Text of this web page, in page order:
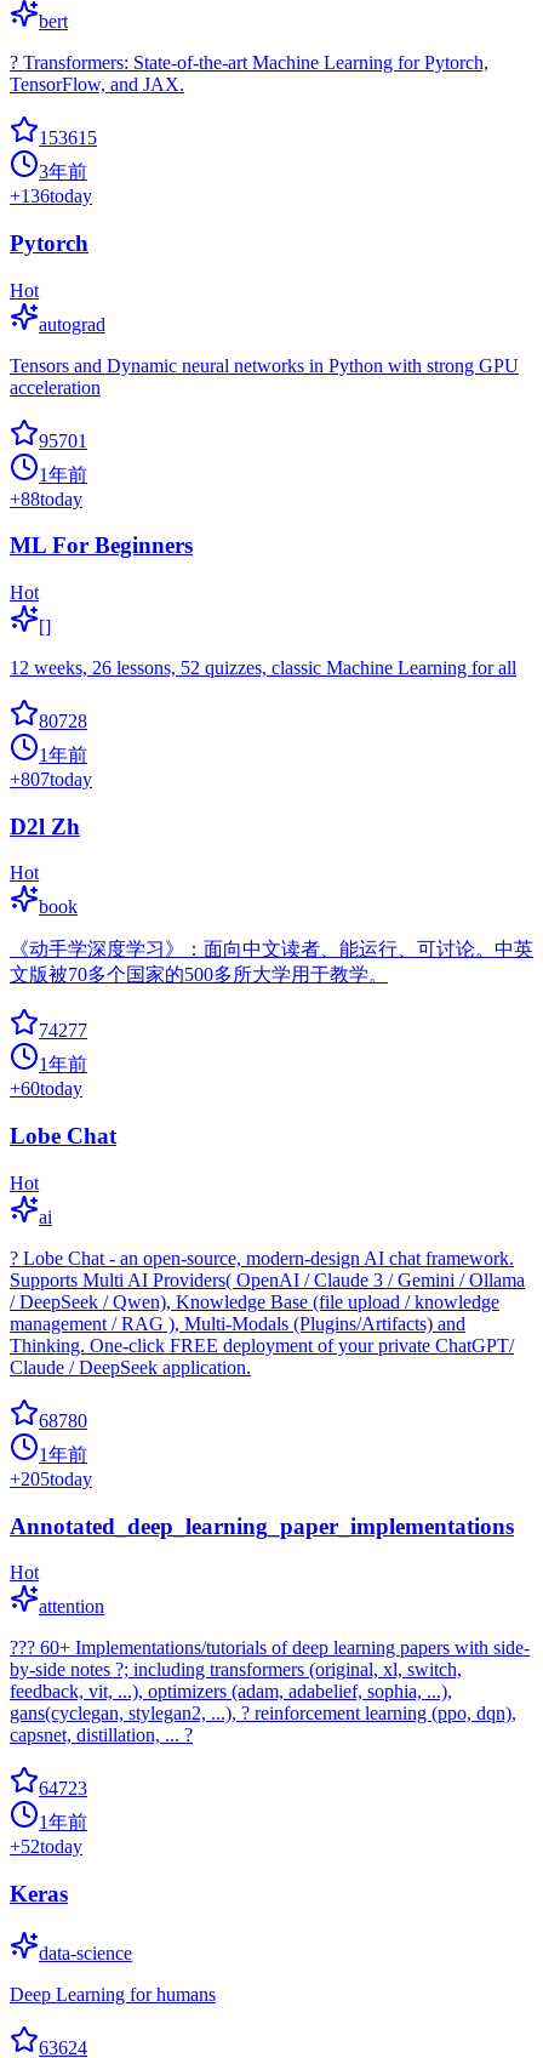
bert
? Transformers: State-of-the-art Machine Learning for Pytorch,
TensorFlow, and JAX.
153615
3年前
+136today
Pytorch
Hot
autograd
Tensors and Dynamic neural networks in Python with strong GPU
acceleration
95701
1年前
+88today
ML For Beginners
Hot
[]
12 weeks, 26 lessons, 52 quizzes, classic Machine Learning for all
80728
1年前
+807today
D2l Zh
Hot
book
《动手学深度学习》：面向中文读者、能运行、可讨论。中英
文版被70多个国家的500多所大学用于教学。
74277
1年前
+60today
Lobe Chat
Hot
ai
? Lobe Chat - an open-source, modern-design AI chat framework.
Supports Multi AI Providers( OpenAI / Claude 3 / Gemini / Ollama
/ DeepSeek / Qwen), Knowledge Base (file upload / knowledge
management / RAG ), Multi-Modals (Plugins/Artifacts) and
Thinking. One-click FREE deployment of your private ChatGPT/
Claude / DeepSeek application.
68780
1年前
+205today
Annotated_deep_learning_paper_implementations
Hot
attention
??? 60+ Implementations/tutorials of deep learning papers with side-
by-side notes ?; including transformers (original, xl, switch,
feedback, vit, ...), optimizers (adam, adabelief, sophia, ...),
gans(cyclegan, stylegan2, ...), ? reinforcement learning (ppo, dqn),
capsnet, distillation, ... ?
64723
1年前
+52today
Keras
data-science
Deep Learning for humans
63624